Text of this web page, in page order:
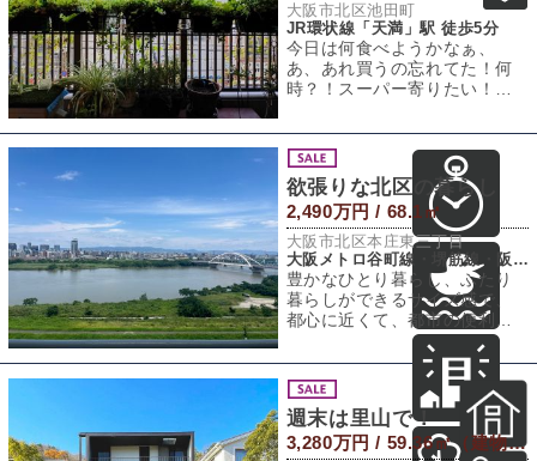
大阪市北区池田町
JR環状線「天満」駅 徒歩5分
今日は何食べようかなぁ、
あ、あれ買うの忘れてた！何
時？！スーパー寄りたい！！
い！と迎えてくれるの
欲張りな北区の暮らし
2,490万円 / 68.1㎡
大阪市北区本庄東三丁目
大阪メトロ谷町線・堺筋線・阪急千里線「天神橋筋六丁目」駅 徒歩11分
豊かなひとり暮らし、ふたり
暮らしができるサイズ感で、
都心に近くて、都市の便利さ
や楽しさは享受できて、でも
静かな地域で、川
週末は里山で！
3,280万円 / 59.36㎡（建物） 214.46㎡（敷地）